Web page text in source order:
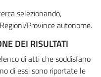
selezionando,
Province autonome.
DEI RISULTATI
di atti che soddisfano
di essi sono riportate le